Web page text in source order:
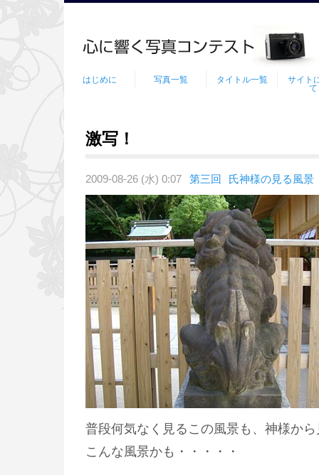
はじめに 写真一覧 タイトル一覧
サイト
て
激写！
2009-08-26 (水) 0:07 第三回 氏神様の見る風景
普段何気なく見るこの風景も、神様か
こんな風景かも・・・・・